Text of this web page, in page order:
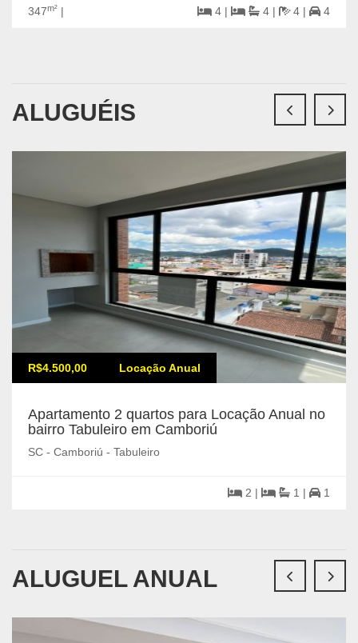
347m² | 4 | 4 | 4 | 4
ALUGUÉIS
R$4.500,00 Locação Anual
Apartamento 2 quartos para Locação Anual no
bairro Tabuleiro em Camboriú
SC - Camboriú - Tabuleiro
2 | 1 | 1
ALUGUEL ANUAL